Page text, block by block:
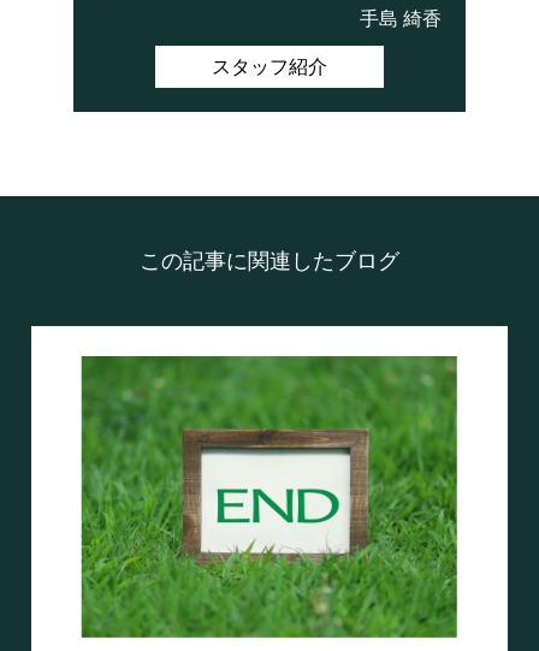
手島 綺香
スタッフ紹介
この記事に関連したブログ